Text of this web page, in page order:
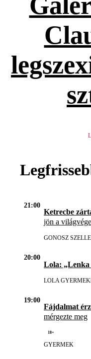
21:00
Ketrecbe
jön a világvége
GONOSZ
20:00
Lola:
LOLA
19:00
Fájdalmat
mérgezte meg
18+
GYERMEK